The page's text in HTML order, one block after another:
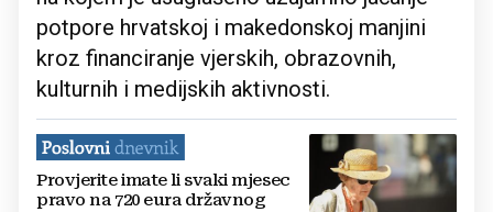
potpore hrvatskoj i makedonskoj manjini
kroz financiranje vjerskih, obrazovnih,
kulturnih i medijskih aktivnosti.
Provjerite imate li svaki mjesec
pravo na 720 eura državnog